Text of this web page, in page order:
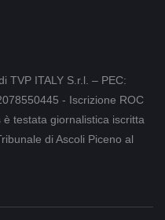
TVP ITALY S.r.l. – PEC:
- Iscrizione ROC
testata giornalistica iscritta
di Ascoli Piceno al